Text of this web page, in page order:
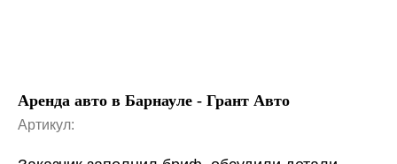
Аренда авто в Барнауле - Грант Авто
Артикул: